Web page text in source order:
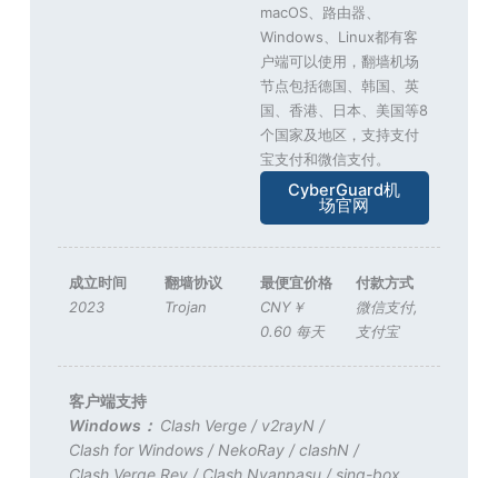
macOS、路由器、
Windows、Linux都有客
户端可以使用，翻墙机场
节点包括德国、韩国、英
国、香港、日本、美国等8
个国家及地区，支持支付
宝支付和微信支付。
CyberGuard机
场官网
成立时间
2023
翻墙协议
Trojan
最便宜价格
CNY￥
0.60 每天
付款方式
微信支付,
支付宝
客户端支持
Windows： Clash Verge / v2rayN /
Clash for Windows / NekoRay /clashN /
Clash Verge Rev / Clash Nyanpasu / sing-box